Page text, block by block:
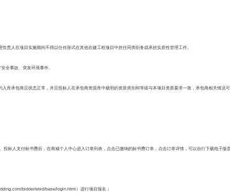
责人在项目实施期间不得以任何形式在其他在建工程项目中担任同类职务或承担实质性管理工作。
全事故、突发环境事件。
库承包商且状态正常，并且投标人在承包商资源库中载明的资质类别和等级与本项目资质要求一致，承包商相关情况
标人支付标书费后，在商城个人中心进入订单列表，点击已缴纳的标书费订单，点击订单详情，可以自行下载电子版普
bidder/ebid/base/login.html）进行项目报名；